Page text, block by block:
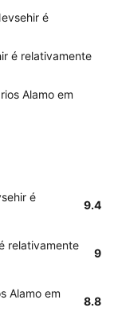
é
é relativamente
Alamo em
é
9.4
relativamente
9
Alamo em
8.8